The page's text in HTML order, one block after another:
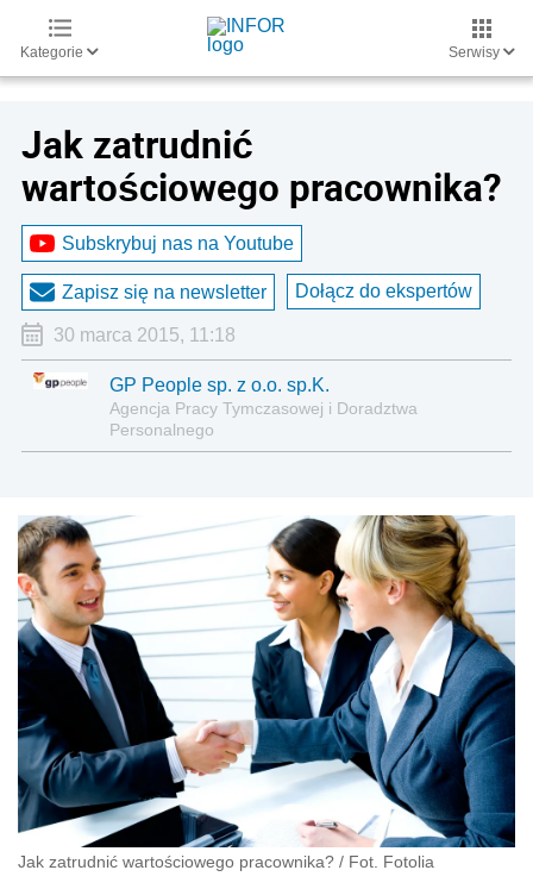
Kategorie Serwisy
Jak zatrudnić
wartościowego pracownika?
Subskrybuj nas na Youtube
Zapisz się na newsletter Dołącz do ekspertów
30 marca 2015, 11:18
GP People sp. z o.o. sp.K.
Agencja Pracy Tymczasowej i Doradztwa
Personalnego
Jak zatrudnić wartościowego pracownika? / Fot. Fotolia